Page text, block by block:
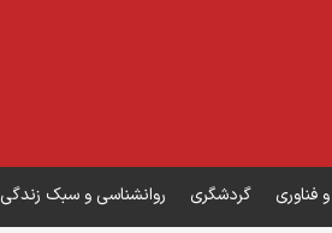
فناوری گردشگری روانشناسی و سبک زندگی